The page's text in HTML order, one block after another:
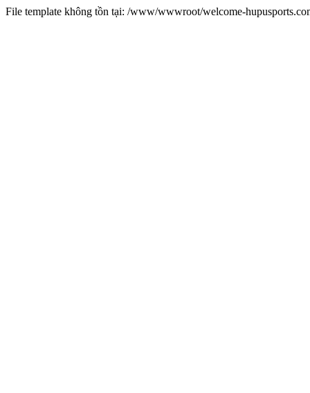
File template không tồn tại: /www/wwwroot/welcome-